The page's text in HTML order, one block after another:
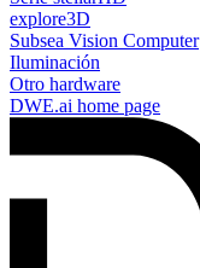
explore3D
Subsea Vision Computer
Iluminación
Otro hardware
DWE.ai home page